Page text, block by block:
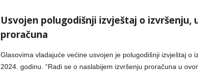
Usvojen polugodišnji izvještaj o izvršenju,
proračuna
Glasovima vladajuće većine usvojen je polugodišnji izvještaj o
2024. godinu. “Radi se o naslabijem izvršenju proračuna u